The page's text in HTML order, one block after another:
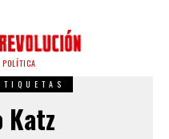
Katz